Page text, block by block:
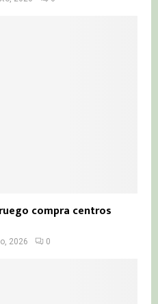
compra centros
2026 0